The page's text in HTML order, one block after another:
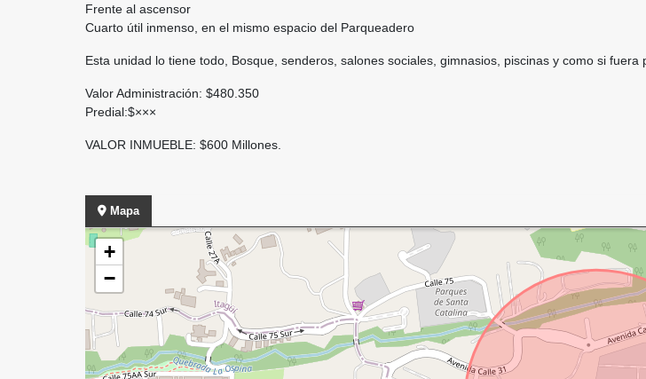
Frente al ascensor
Cuarto útil inmenso, en el mismo espacio del Parqueadero
Esta unidad lo tiene todo, Bosque, senderos, salones sociales, gimnasios, piscinas y como si
Valor Administración: $480.350
Predial:$×××
VALOR INMUEBLE: $600 Millones.
Mapa
+
−